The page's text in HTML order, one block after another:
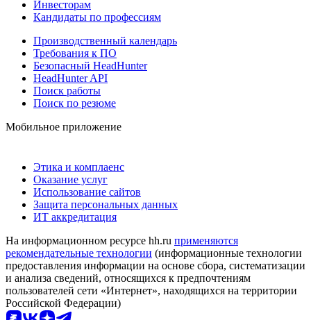
Инвесторам
Кандидаты по профессиям
Производственный календарь
Требования к ПО
Безопасный HeadHunter
HeadHunter API
Поиск работы
Поиск по резюме
Мобильное приложение
Этика и комплаенс
Оказание услуг
Использование сайтов
Защита персональных данных
ИТ аккредитация
На информационном ресурсе hh.ru применяются
рекомендательные технологии (информационные технологии
предоставления информации на основе сбора, систематизации
и анализа сведений, относящихся к предпочтениям
пользователей сети «Интернет», находящихся на территории
Российской Федерации)